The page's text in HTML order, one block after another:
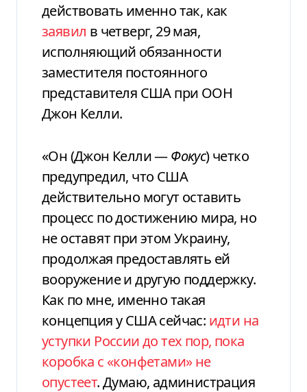
действовать именно так, как
заявил в четверг, 29 мая,
исполняющий обязанности
заместителя постоянного
представителя США при ООН
Джон Келли.
«Он (Джон Келли —Фокус) четко
предупредил, что США
действительно могут оставить
процесс по достижению мира, но
не оставят при этом Украину,
продолжая предоставлять ей
вооружение и другую поддержку.
Как по мне, именно такая
концепция у США сейчас: идти на
уступки России до тех пор, пока
коробка с «конфетами» не
опустеет. Думаю, администрация